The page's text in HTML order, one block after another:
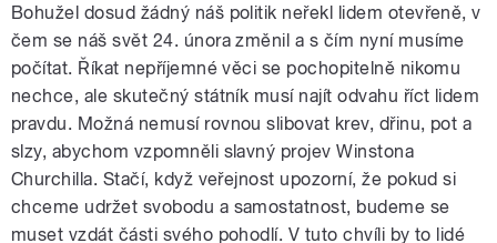
Bohužel dosud žádný náš politik neřekl lidem otevřeně, v
čem se náš svět 24. února změnil a s čím nyní musíme
počítat. Říkat nepříjemné věci se pochopitelně nikomu
nechce, ale skutečný státník musí najít odvahu říct lidem
pravdu. Možná nemusí rovnou slibovat krev, dřinu, pot a
slzy, abychom vzpomněli slavný projev Winstona
Churchilla. Stačí, když veřejnost upozorní, že pokud si
chceme udržet svobodu a samostatnost, budeme se
muset vzdát části svého pohodlí. V tuto chvíli by to lidé